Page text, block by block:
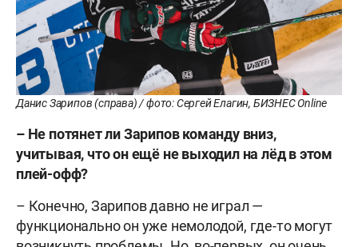
Данис Зарипов (справа) / фото: Сергей Елагин, БИЗНЕС Online
– Не потянет ли Зарипов команду вниз,
учитывая, что он ещё не выходил на лёд в этом
плей-офф?
– Конечно, Зарипов давно не играл —
функционально он уже немолодой, где-то могут